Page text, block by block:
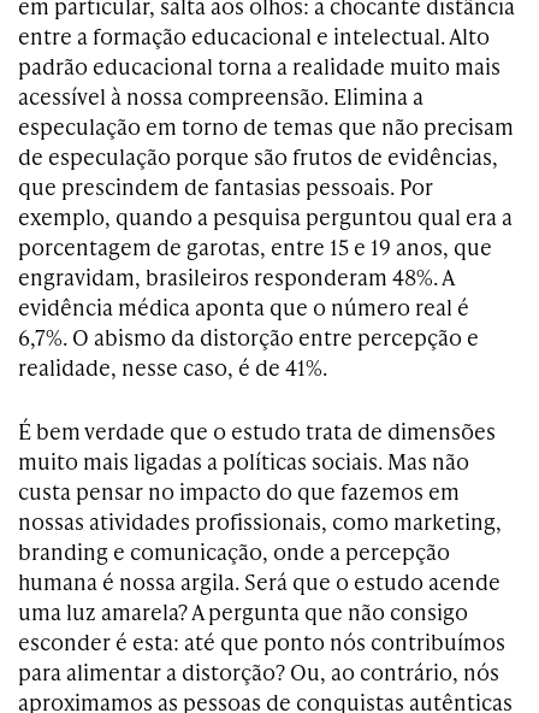
entre a formação educacional e intelectual. Alto
padrão educacional torna a realidade muito mais
acessível à nossa compreensão. Elimina a
especulação em torno de temas que não precisam
de especulação porque são frutos de evidências,
que prescindem de fantasias pessoais. Por
exemplo, quando a pesquisa perguntou qual era a
porcentagem de garotas, entre 15 e 19 anos, que
engravidam, brasileiros responderam 48%. A
evidência médica aponta que o número real é
6,7%. O abismo da distorção entre percepção e
realidade, nesse caso, é de 41%.
É bem verdade que o estudo trata de dimensões
muito mais ligadas a políticas sociais. Mas não
custa pensar no impacto do que fazemos em
nossas atividades profissionais, como marketing,
branding e comunicação, onde a percepção
humana é nossa argila. Será que o estudo acende
uma luz amarela? A pergunta que não consigo
esconder é esta: até que ponto nós contribuímos
para alimentar a distorção? Ou, ao contrário, nós
aproximamos as pessoas de conquistas autênticas